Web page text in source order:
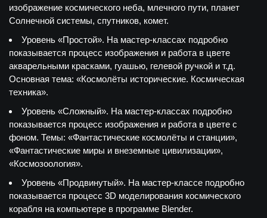
изображение космического неба, млечного пути, планет
Солнечной системы, спутников, комет.
Уровень «Простой». На мастер-классах подробно
показывается процесс изображения и работа в цвете
акварельными красками, гуашью, гелевой ручкой и т.д.
Основная тема: «Космолёты исторические. Космическая
техника».
Уровень «Сложный». На мастер-классах подробно
показывается процесс изображения и работа в цвете с
фоном. Темы: «Фантастические космолёты и станции»,
«Фантастические миры и внеземные цивилизации»,
«Космозоология».
Уровень «Продвинутый». На мастер-классе подробно
показывается процесс 3D моделирования космического
корабля на компьютере в программе Blender.